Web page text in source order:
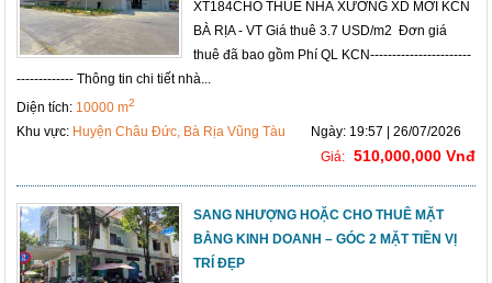
XT184CHO THUÊ NHÀ XƯỞNG XD MỚI KCN
BÀ RỊA - VT Giá thuê 3.7 USD/m2 Đơn giá
thuê đã bao gồm Phí QL KCN-----------------------
------------- Thông tin chi tiết nhà...
Diện tích: 10000 m2
Khu vực: Huyện Châu Đức, Bà Rịa Vũng Tàu
Ngày: 19:57 | 26/07/2026
Giá: 510,000,000 Vnđ
SANG NHƯỢNG HOẶC CHO THUÊ MẶT
BẰNG KINH DOANH – GÓC 2 MẶT TIỀN VỊ
TRÍ ĐẸP